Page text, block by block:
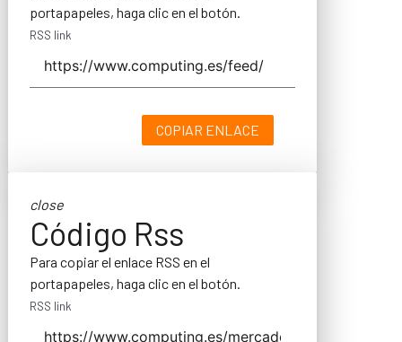
portapapeles, haga clic en el botón.
RSS link
COPIAR ENLACE
close
Código Rss
Para copiar el enlace RSS en el
portapapeles, haga clic en el botón.
RSS link